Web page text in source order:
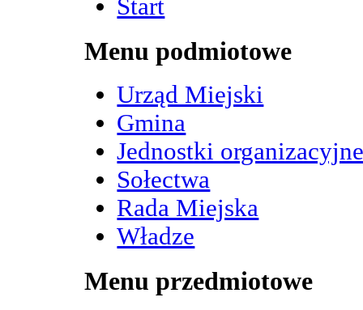
Start
Menu podmiotowe
Urząd Miejski
Gmina
Jednostki
Sołectwa
Rada Miejska
Władze
Menu przedmiotowe